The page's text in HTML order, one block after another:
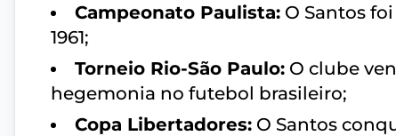
Campeonato Paulista: O Santos
1961;
Torneio Rio-São Paulo: O clube
hegemonia no futebol brasileiro;
Copa Libertadores: O Santos